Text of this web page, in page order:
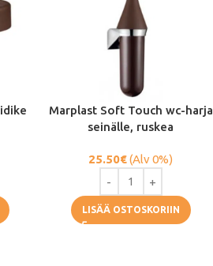
Marplast Soft Touch wc-harja
seinälle, ruskea
25.50€(Alv 0%)
LISÄÄ OSTOSKORIIN